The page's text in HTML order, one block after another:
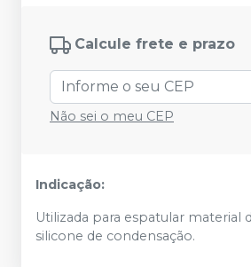
Calcule frete e prazo
Não sei o meu CEP
Indicação:
Utilizada para espatular material
silicone de condensação.